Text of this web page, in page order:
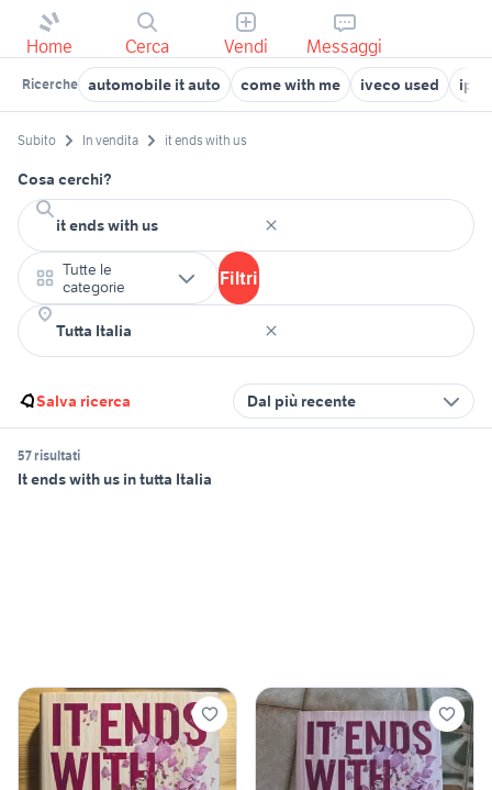
Home Cerca Vendi Messaggi
Ricerche automobile it auto come with me iveco used
Subito In vendita it ends with us
Cosa cerchi?
Tutte le
categorie
Filtri
Salva ricerca Dal più recente
57 risultati
It ends with us in tutta Italia